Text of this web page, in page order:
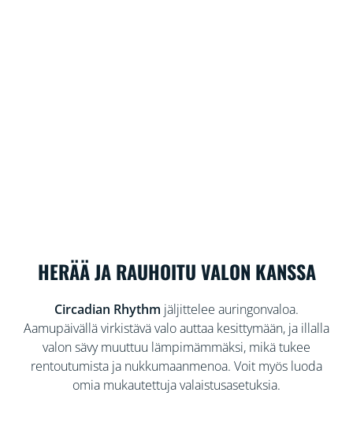
HERÄÄ JA RAUHOITU VALON KANSSA
Circadian Rhythm jäljittelee auringonvaloa.
Aamupäivällä virkistävä valo auttaa kesittymään, ja illalla
valon sävy muuttuu lämpimämmäksi, mikä tukee
rentoutumista ja nukkumaanmenoa. Voit myös luoda
omia mukautettuja valaistusasetuksia.